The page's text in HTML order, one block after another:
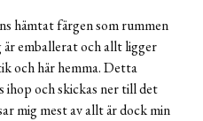
hämtat färgen som rummen
är emballerat och allt ligger
och här hemma. Detta
ihop och skickas ner till det
mig mest av allt är dock min